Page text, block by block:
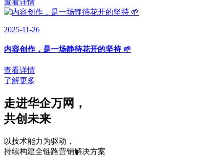
查看详情
2025-11-26
内容创作，是一场静待花开的坚持 🌱
查看详情
了解更多
走进华企万网 ，
共创未来
以技术能力为驱动 ，
持续构建全链路营销解决方案